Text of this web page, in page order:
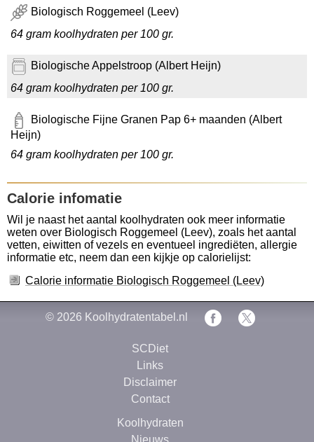
Biologisch Roggemeel (Leev)
64 gram koolhydraten per 100 gr.
Biologische Appelstroop (Albert Heijn)
64 gram koolhydraten per 100 gr.
Biologische Fijne Granen Pap 6+ maanden (Albert
Heijn)
64 gram koolhydraten per 100 gr.
Calorie infomatie
Wil je naast het aantal koolhydraten ook meer informatie
weten over Biologisch Roggemeel (Leev), zoals het aantal
vetten, eiwitten of vezels en eventueel ingrediëten, allergie
informatie etc, neem dan een kijkje op calorielijst:
Calorie informatie Biologisch Roggemeel (Leev)
© 2026 Koolhydratentabel.nl
SCDiet
Links
Disclaimer
Contact
Koolhydraten
Nieuws